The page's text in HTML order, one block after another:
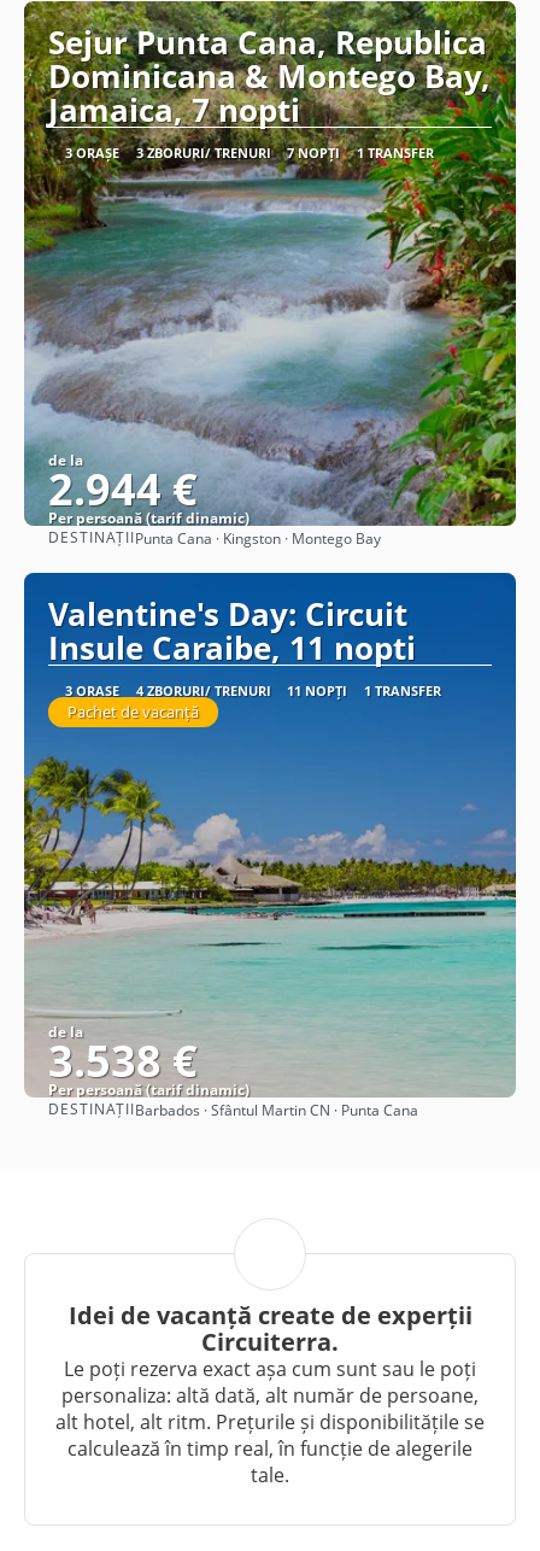
Sejur Punta Cana, Republica
Dominicana & Montego Bay,
Jamaica, 7 nopti
3 ORAȘE 3 ZBORURI/ TRENURI 7 NOPȚI 1 TRANSFER
de la
2.944 €
Per persoană (tarif dinamic)
Vezi detalii
DESTINAȚIIPunta Cana · Kingston · Montego Bay
Valentine's Day: Circuit
Insule Caraibe, 11 nopti
3 ORAȘE 4 ZBORURI/ TRENURI 11 NOPȚI 1 TRANSFER
Pachet de vacanță
de la
3.538 €
Per persoană (tarif dinamic)
Vezi detalii
DESTINAȚIIBarbados · Sfântul Martin CN · Punta Cana
Idei de vacanță create de experții
Circuiterra.
Le poți rezerva exact așa cum sunt sau le poți
personaliza: altă dată, alt număr de persoane,
alt hotel, alt ritm. Prețurile și disponibilitățile se
calculează în timp real, în funcție de alegerile
tale.